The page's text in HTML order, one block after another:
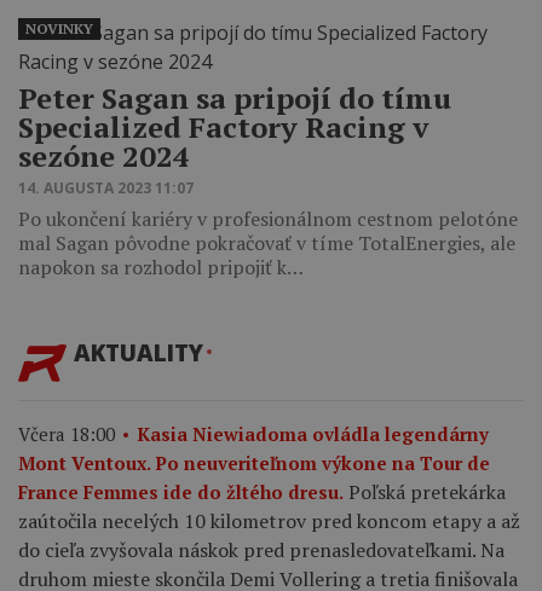
Peter Sagan sa pripojí do tímu
Specialized Factory Racing v
sezóne 2024
14. AUGUSTA 2023 11:07
Po ukončení kariéry v profesionálnom cestnom pelotóne
mal Sagan pôvodne pokračovať v tíme TotalEnergies, ale
napokon sa rozhodol pripojiť k…
NOVINKY
AKTUALITY
Včera 18:00
Kasia Niewiadoma ovládla legendárny
Mont Ventoux. Po neuveriteľnom výkone na Tour de
France Femmes ide do žltého dresu. Poľská pretekárka
zaútočila necelých 10 kilometrov pred koncom etapy a až
do cieľa zvyšovala náskok pred prenasledovateľkami. Na
druhom mieste skončila Demi Vollering a tretia finišovala